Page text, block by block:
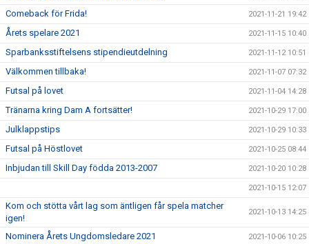
Comeback för Frida! 2021-11-21 19:42
Årets spelare 2021 2021-11-15 10:40
Sparbanksstiftelsens stipendieutdelning 2021-11-12 10:51
Välkommen tillbaka! 2021-11-07 07:32
Futsal på lovet 2021-11-04 14:28
Tränarna kring Dam A fortsätter! 2021-10-29 17:00
Julklappstips 2021-10-29 10:33
Futsal på Höstlovet 2021-10-25 08:44
Inbjudan till Skill Day födda 2013-2007 2021-10-20 10:28
2021-10-15 12:07
Kom och stötta vårt lag som äntligen får spela matcher
igen!
2021-10-13 14:25
Nominera Årets Ungdomsledare 2021 2021-10-06 10:25